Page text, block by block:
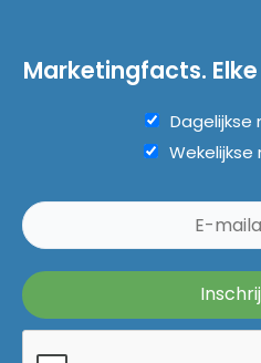
Marketingfacts.
Dagelijkse
Wekelijkse